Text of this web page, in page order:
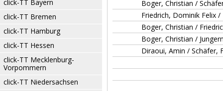
click-TT Bayern
click-TT Bremen
click-TT Hamburg
click-TT Hessen
click-TT Mecklenburg-
Vorpommern
click-TT Niedersachsen
Boger, Christian /
Friedrich, Dominik Felix
Boger, Christian /
Boger, Christian /
Diraoui, Amin / Schäfer,